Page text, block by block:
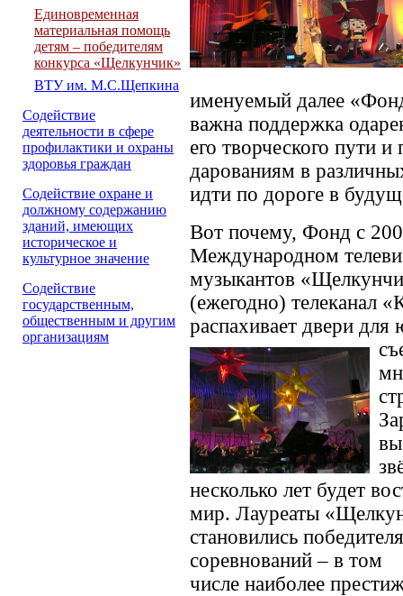
Единовременная
материальная помощь
детям – победителям
конкурса «Щелкунчик»
ВТУ им. М.С.Щепкина
Содействие
деятельности в сфере
профилактики и охраны
здоровья граждан
Содействие охране и
должному содержанию
зданий, имеющих
историческое и
культурное значение
Cодействие
государственным,
общественным и другим
организациям
именуемый далее
важна поддержка
его творческого пути
дарованиям в
идти по дороге в
Вот почему, Фонд с
Международном
музыкантов
(ежегодно) телеканал
распахивает двери для
несколько лет будет
мир. Лауреаты
становились
соревнований – в том
числе наиболее